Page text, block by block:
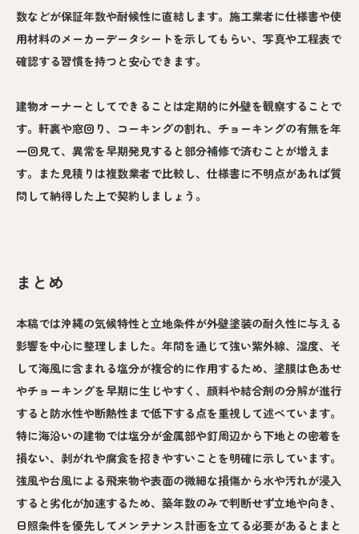
数などが保証年数や耐候性に直結します。施工業者に仕様書や使
用材料のメーカーデータシートを示してもらい、写真や工程表で
確認する習慣を持つと安心できます。
建物オーナーとしてできることは定期的に外壁を観察することで
す。軒裏や窓回り、コーキングの割れ、チョーキングの有無を年
一回見て、異常を早期発見すると部分補修で済むことが増えま
す。また見積りは複数業者で比較し、仕様書に不明点があれば質
問して納得した上で契約しましょう。
まとめ
本稿では沖縄の気候特性と立地条件が外壁塗装の耐久性に与える
影響を中心に整理しました。年間を通じて強い紫外線、湿度、そ
して海風に含まれる塩分が複合的に作用するため、塗膜は色あせ
やチョーキングを早期に生じやすく、顔料や結合剤の分解が進行
すると防水性や断熱性まで低下する点を重視して述べています。
特に海沿いの建物では塩分が金属部や釘周辺から下地との密着を
損ない、剥がれや腐食を招きやすいことを明確に示しています。
強風や台風による飛来物や表面の微細な損傷から水や汚れが浸入
すると劣化が加速するため、築年数のみで判断せず立地や向き、
日照条件を優先してメンテナンス計画を立てる必要があるとまと